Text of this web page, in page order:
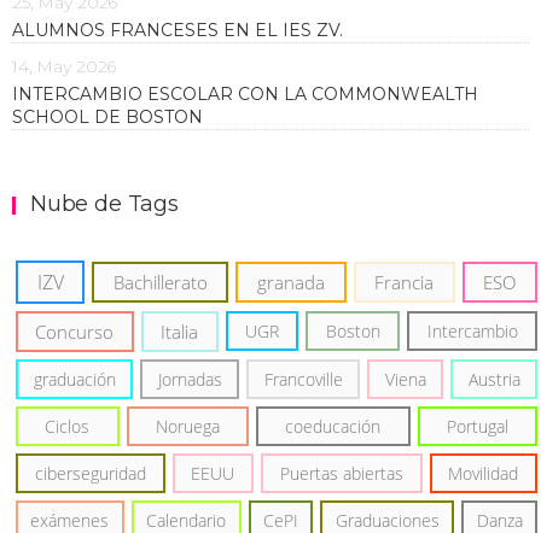
ALUMNOS FRANCESES EN EL IES ZV.
14, May 2026
INTERCAMBIO ESCOLAR CON LA COMMONWEALTH
SCHOOL DE BOSTON
Nube de Tags
IZV Bachillerato granada Francia ESO
Concurso Italia UGR Boston Intercambio
graduación Jornadas Francoville Viena Austria
Ciclos Noruega coeducación Portugal
ciberseguridad EEUU Puertas abiertas Movilidad
exámenes Calendario CePI Graduaciones Danza